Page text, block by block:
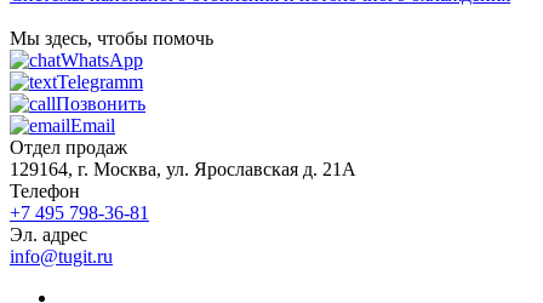
Мы здесь, чтобы помочь
WhatsApp
Telegramm
Позвонить
Email
Отдел продаж
129164, г. Москва, ул. Ярославская д. 21А
Телефон
+7 495 798-36-81
Эл. адрес
info@tugit.ru